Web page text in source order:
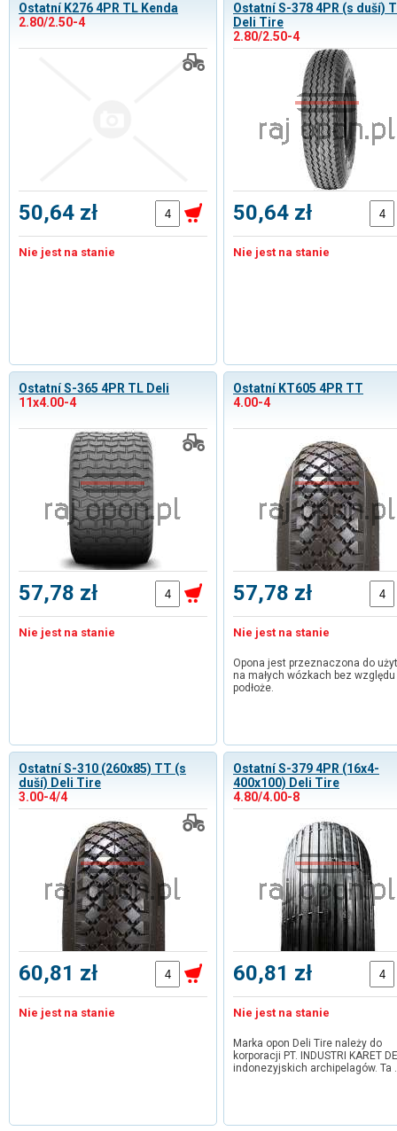
Ostatní K276 4PR TL Kenda
2.80/2.50-4
50,64 zł
Nie jest na stanie
Ostatní S-378 4PR (s duší)
Deli Tire
2.80/2.50-4
50,64 zł
Nie jest na stanie
Ostatní S-365 4PR TL Deli
11x4.00-4
57,78 zł
Nie jest na stanie
Ostatní KT605 4PR TT
4.00-4
57,78 zł
Nie jest na stanie
Opona jest przeznaczona do
na małych wózkach bez
podłoże.
Ostatní S-310 (260x85) TT (s
duší) Deli Tire
3.00-4/4
60,81 zł
Nie jest na stanie
Ostatní S-379 4PR (16x4-
400x100) Deli Tire
4.80/4.00-8
60,81 zł
Nie jest na stanie
Marka opon Deli Tire należy do
korporacji PT. INDUSTRI KARET
indonezyjskich archipelagów. Ta